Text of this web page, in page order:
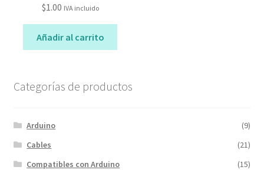
$1.00 IVA incluido
Añadir al carrito
Categorías de productos
Arduino
(9)
Cables
(21)
Compatibles con Arduino
(15)